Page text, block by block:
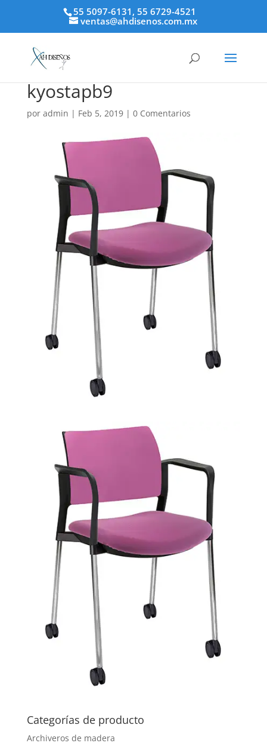
55 5097-6131, 55 6729-4521
ventas@ahdisenos.com.mx
kyostapb9
por admin | Feb 5, 2019| 0 Comentarios
Categorías de producto
Archiveros de madera